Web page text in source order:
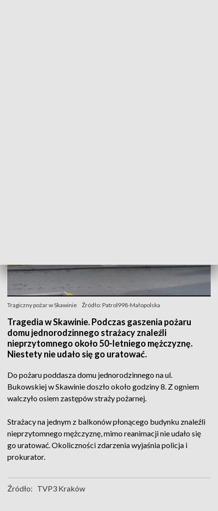
Tragiczny pożar w Skawinie Źródło: Patrol998-Małopolska
Tragedia w Skawinie. Podczas gaszenia pożaru
domu jednorodzinnego strażacy znaleźli
nieprzytomnego około 50-letniego mężczyznę.
Niestety nie udało się go uratować.
Do pożaru poddasza domu jednorodzinnego na ul.
Bukowskiej w Skawinie doszło około godziny 8. Z ogniem
walczyło osiem zastępów straży pożarnej.
Strażacy na jednym z balkonów płonącego budynku znaleźli
nieprzytomnego mężczyznę, mimo reanimacji nie udało się
go uratować. Okoliczności zdarzenia wyjaśnia policja i
prokurator.
Źródło: TVP3 Kraków